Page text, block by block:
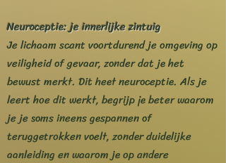
Neuroceptie: je innerlijke zintuig
Je lichaam scant voortdurend je omgeving op
veiligheid of gevaar, zonder dat je het
bewust merkt. Dit heet neuroceptie. Als je
leert hoe dit werkt, begrijp je beter waarom
je je soms ineens gespannen of
teruggetrokken voelt, zonder duidelijke
aanleiding en waarom je op andere